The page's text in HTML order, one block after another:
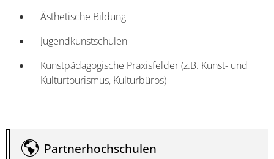
Ästhetische Bildung
Jugendkunstschulen
Kunstpädagogische Praxisfelder (z.B. Kunst- und
Kulturtourismus, Kulturbüros)
Partnerhochschulen